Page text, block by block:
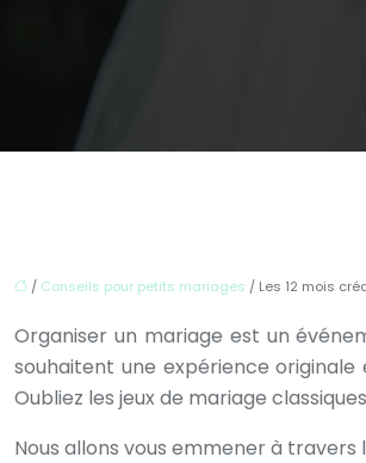
/ Conseils pour petits mariages / Les 12 mois
Organiser un mariage est un
souhaitent une expérience
Oubliez les jeux de mariage
Nous allons vous emmener à travers